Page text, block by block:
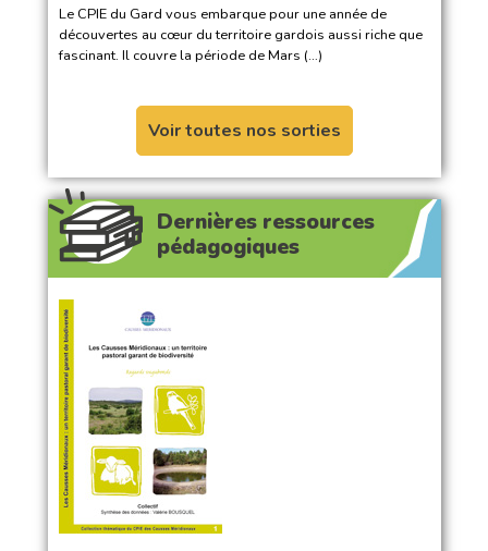
Le CPIE du Gard vous embarque pour une année de
découvertes au cœur du territoire gardois aussi riche que
fascinant. Il couvre la période de Mars (…)
Voir toutes nos sorties
Dernières ressources
pédagogiques